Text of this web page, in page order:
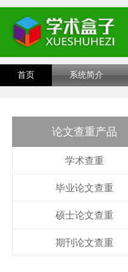
首页 系统简介
论文查重产品
学术查重
毕业论文查重
硕士论文查重
期刊论文查重